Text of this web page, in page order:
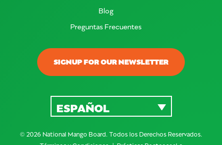
SIGNUP FOR OUR NEWSLETTER
Blog
Preguntas Frecuentes
© 2026 National Mango Board. Todos los Derechos Reservados.
ESPAÑOL